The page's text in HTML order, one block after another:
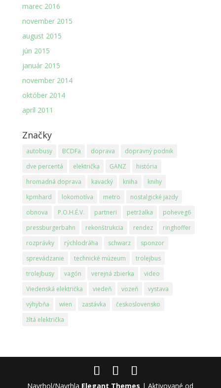
marec 2016
november 2015
august 2015
jún 2015
január 2015
november 2014
október 2014
apríl 2011
Značky
autobusy BCDFa doprava
dopravný podnik
dve percentá
električka GANZ
história
hromadná doprava
kavacký kniha
knihy
kpmhard
lokomotíva metro
nostalgické jazdy
obnova
P.O.H.É.V. partneri petržalka
poheveg6
pressburgerbahn
rekonštrukcia rendez
ringhoffer
rozprávky
rýchlodráha schwarz
sponzor
sprevádzanie
technické múzeum
trolejbus
trolejbusy
vagón verejná zbierka
video
Viedenská električka
viedeň vozeň
vystava
výhybňa
wien zastávka
československo
žltá električka
Navrhol/Navrhla Elegant Themes | Aktivované od